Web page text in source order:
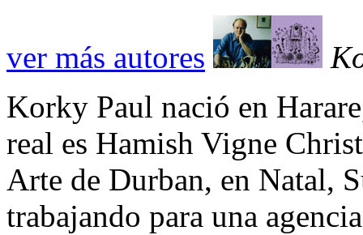
ver más autores
Korky Paul nació en
real es Hamish Vigne
Arte de Durban, en Natal,
trabajando para una